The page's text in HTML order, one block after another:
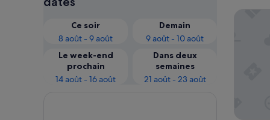
Ce soir
8 août - 9 août
Demain
9 août - 10 août
Le week-end
prochain
14 août - 16 août
Dans deux
semaines
21 août - 23 août